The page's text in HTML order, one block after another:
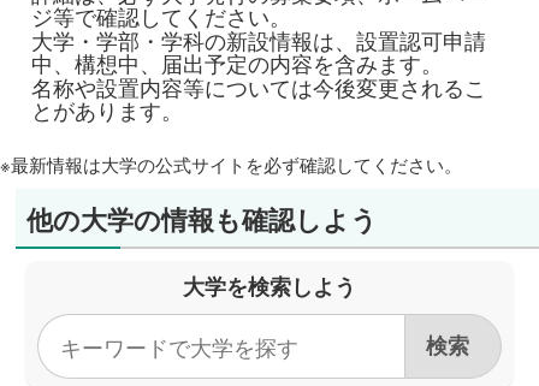
ジ等で確認してください。
大学・学部・学科の新設情報は、設置認可申請
中、構想中、届出予定の内容を含みます。
名称や設置内容等については今後変更されるこ
とがあります。
※最新情報は大学の公式サイトを必ず確認してください。
他の大学の情報も確認しよう
大学を検索しよう